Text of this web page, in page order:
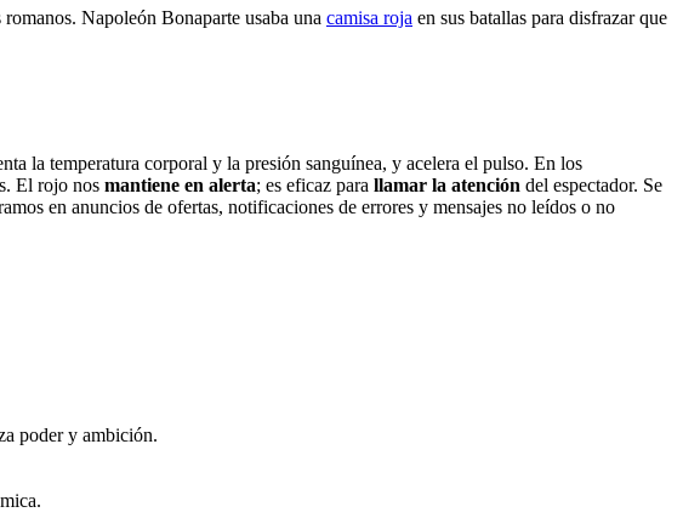
Napoleón Bonaparte usaba una camisa roja en sus batallas para disfrazar que
la temperatura corporal y la presión sanguínea, y acelera el pulso. En los
El rojo nos mantiene en alerta; es eficaz para llamar la atención del espectador. Se
en anuncios de ofertas, notificaciones de errores y mensajes no leídos o no
poder y ambición.